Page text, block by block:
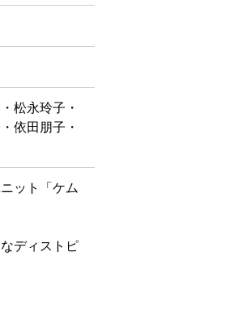
松永玲子・
依田朋子・
ット「ケム
ディストピ